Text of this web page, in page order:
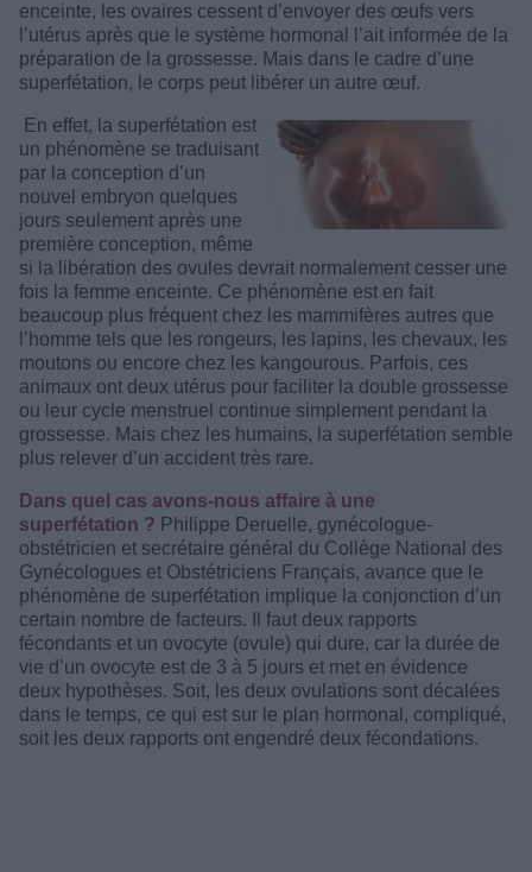
enceinte, les ovaires cessent d’envoyer des œufs vers
l’utérus après que le système hormonal l’ait informée de la
préparation de la grossesse. Mais dans le cadre d’une
superfétation, le corps peut libérer un autre œuf.
En effet, la superfétation est
un phénomène se traduisant
par la conception d’un
nouvel embryon quelques
jours seulement après une
première conception, même
si la libération des ovules devrait normalement cesser une
fois la femme enceinte. Ce phénomène est en fait
beaucoup plus fréquent chez les mammifères autres que
l’homme tels que les rongeurs, les lapins, les chevaux, les
moutons ou encore chez les kangourous. Parfois, ces
animaux ont deux utérus pour faciliter la double grossesse
ou leur cycle menstruel continue simplement pendant la
grossesse. Mais chez les humains, la superfétation semble
plus relever d’un accident très rare.
Dans quel cas avons-nous affaire à une
superfétation ? Philippe Deruelle, gynécologue-
obstétricien et secrétaire général du Collège National des
Gynécologues et Obstétriciens Français, avance que le
phénomène de superfétation implique la conjonction d’un
certain nombre de facteurs. Il faut deux rapports
fécondants et un ovocyte (ovule) qui dure, car la durée de
vie d’un ovocyte est de 3 à 5 jours et met en évidence
deux hypothèses. Soit, les deux ovulations sont décalées
dans le temps, ce qui est sur le plan hormonal, compliqué,
soit les deux rapports ont engendré deux fécondations.